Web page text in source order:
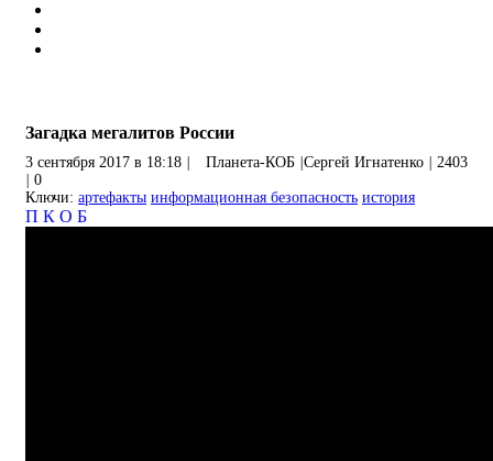
Загадка мегалитов России
3 сентября 2017 в 18:18 Планета-КОБ Сергей Игнатенко
2403
0
Ключи: артефакты информационная безопасность история
П К О Б